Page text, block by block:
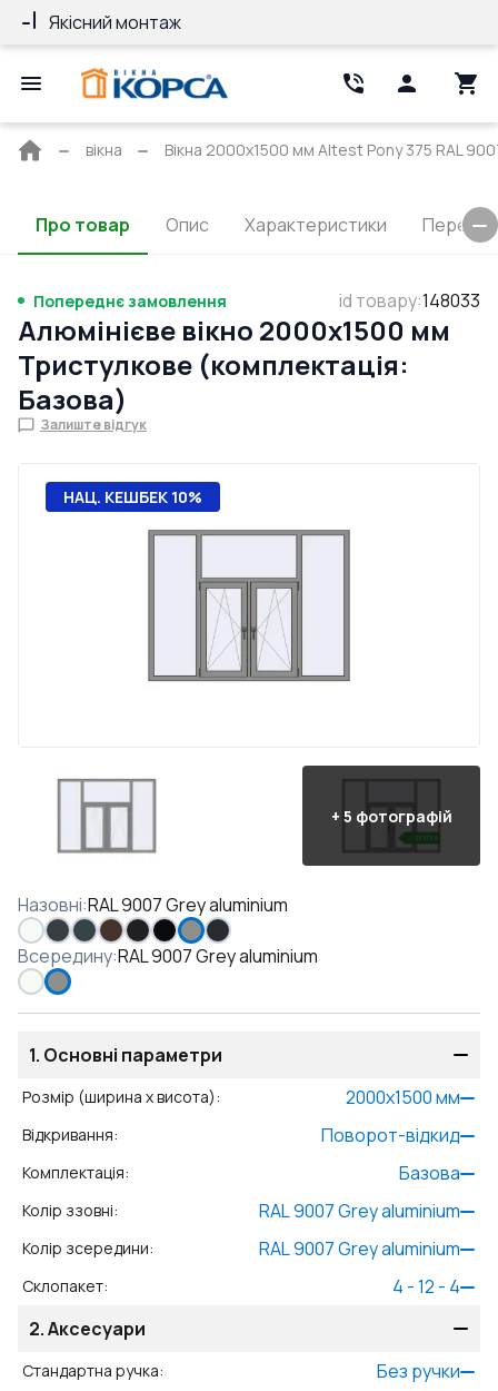
Якісний монтаж
Головна
вікна Вікна 2000x1500 мм Altest Pony 375 RAL
Про товар Опис Характеристики
Попереднє замовлення id товару:148033
Алюмінієве вікно 2000x1500 мм
Тристулкове (комплектація:
Базова)
Залиште відгук
НАЦ. КЕШБЕК 10%
+ 5 фотографій
Назовні:RAL 9007 Grey aluminium
Всередину:RAL 9007 Grey aluminium
1. Основні параметри
Розмір (ширина x висота): 2000x1500мм
Відкривання: Поворот-відкид
Комплектація: Базова
Колір ззовні: RAL 9007 Grey aluminium
Колір зсередини: RAL 9007 Grey aluminium
Склопакет:
4 - 12 - 4
2.Аксесуари
Стандартна ручка: Без ручки